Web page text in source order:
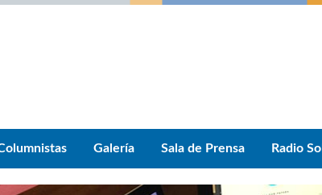
Galería Sala de Prensa Radio Sol